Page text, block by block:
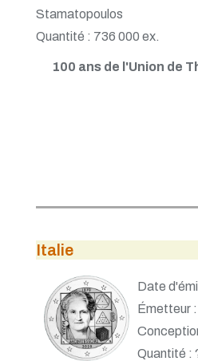
Stamatopoulos
Quantité : 736 000 ex.
100 ans de l'Union de
Italie
Date
Émetteur :
Quantité :